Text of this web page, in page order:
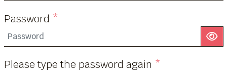
Password *
Please type the password again *